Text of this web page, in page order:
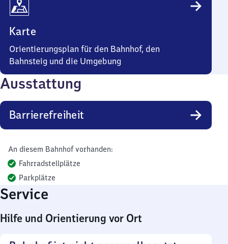
Karte
Orientierungsplan für den Bahnhof, den
Bahnsteig und die Umgebung
Ausstattung
Barrierefreiheit
An diesem Bahnhof vorhanden:
Fahrradstellplätze
Parkplätze
Service
Hilfe und Orientierung vor Ort